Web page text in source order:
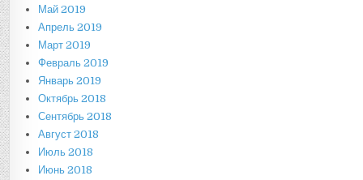
Май 2019
Апрель 2019
Март 2019
Февраль 2019
Январь 2019
Октябрь 2018
Сентябрь 2018
Август 2018
Июль 2018
Июнь 2018